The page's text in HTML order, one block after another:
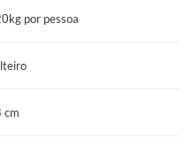
por pessoa
cm